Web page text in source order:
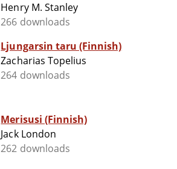
Henry M. Stanley
266 downloads
Ljungarsin taru (Finnish)
Zacharias Topelius
264 downloads
Merisusi (Finnish)
Jack London
262 downloads